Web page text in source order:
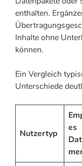
enthalten.
Inhalte ohne
können.
Ein Vergleich
Unterschiede
Nutzertyp
es